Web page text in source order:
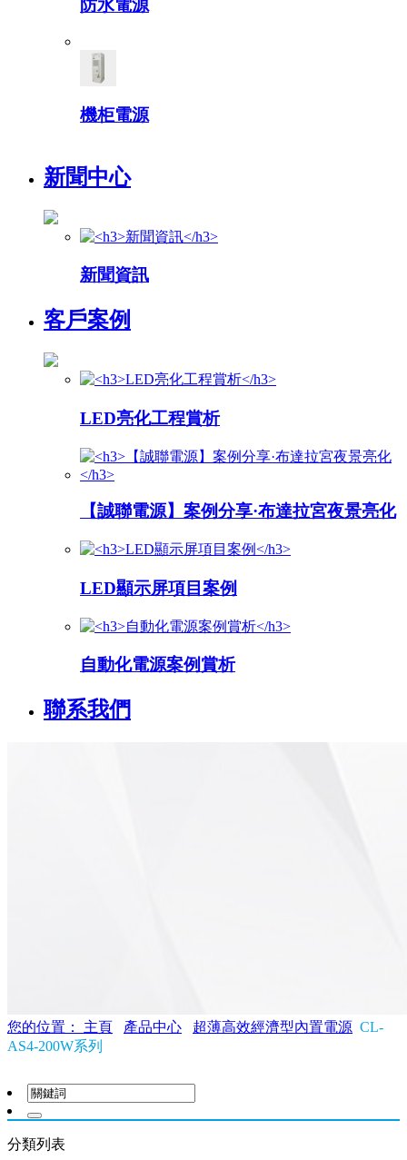
防水電源
機柜電源
新聞中心
新聞資訊
客戶案例
LED亮化工程賞析
【誠聯電源】案例分享·布達拉宮夜景亮化
LED顯示屏項目案例
自動化電源案例賞析
聯系我們
您的位置： 主頁 產品中心 超薄高效經濟型內置電源 CL-
AS4-200W系列
分類列表